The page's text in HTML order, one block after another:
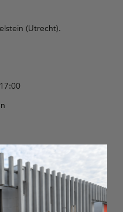
(Utrecht).